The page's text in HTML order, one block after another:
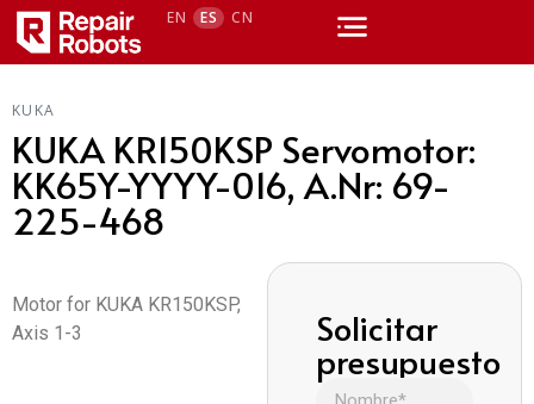
EN ES CN
KUKA
KUKA KR150KSP Servomotor:
KK65Y-YYYY-016, A.Nr: 69-
225-468
Motor for KUKA KR150KSP,
Axis 1-3
Solicitar
presupuesto